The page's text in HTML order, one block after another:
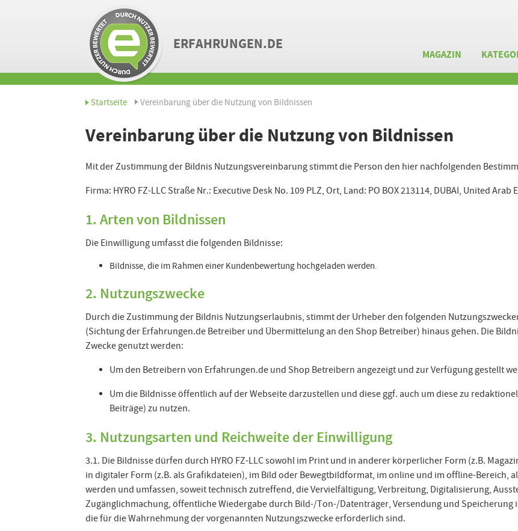
ERFAHRUNGEN.DE
MAGAZIN
Startseite Vereinbarung über die Nutzung von Bildnissen
Vereinbarung über die Nutzung von Bildnissen
Mit der Zustimmung der Bildnis Nutzungsvereinbarung stimmt die Person den hier nachfolgenden
Firma: HYRO FZ-LLC Straße Nr.: Executive Desk No. 109 PLZ, Ort, Land: PO BOX 213114, DUBAI, United
1. Arten von Bildnissen
Die Einwilligung umfasst die folgenden Bildnisse:
Bildnisse, die im Rahmen einer Kundenbewertung hochgeladen werden.
2. Nutzungszwecke
Durch die Zustimmung der Bildnis Nutzungserlaubnis, stimmt der Urheber den folgenden
(Sichtung der Erfahrungen.de Betreiber und Übermittelung an den Shop Betreiber) hinaus gehen. Die
Zwecke genutzt werden:
Um den Betreibern von Erfahrungen.de und Shop Betreibern angezeigt und zur Verfügung gestellt
Um die Bildnisse öffentlich auf der Webseite darzustellen und diese ggf. auch um diese zu
Beiträge) zu nutzen.
3. Nutzungsarten und Reichweite der Einwilligung
3.1. Die Bildnisse dürfen durch HYRO FZ-LLC sowohl im Print und in anderer körperlicher Form (z.B.
in digitaler Form (z.B. als Grafikdateien), im Bild oder Bewegtbildformat, im online und im offline-Bereich,
werden und umfassen, soweit technisch zutreffend, die Vervielfältigung, Verbreitung, Digitalisierung,
Zugänglichmachung, öffentliche Wiedergabe durch Bild-/Ton-/Datenträger, Versendung und Speicherung
die für die Wahrnehmung der vorgenannten Nutzungszwecke erforderlich sind.